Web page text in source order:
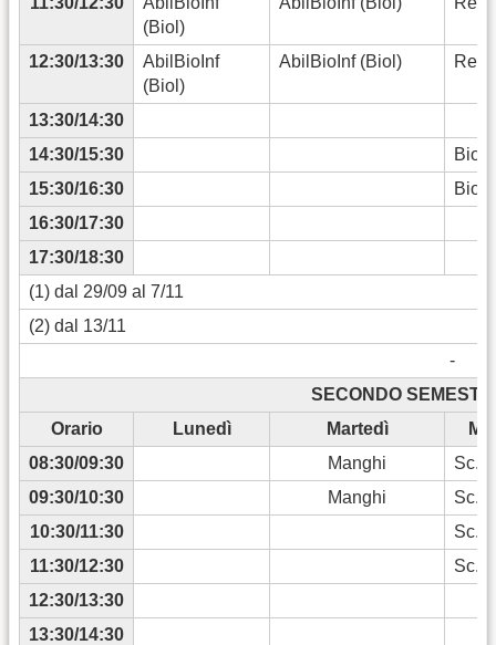
(Biol)
12:30/13:30
AbilBioInf
(Biol)
AbilBioInf (Biol) Reti
13:30/14:30
14:30/15:30
15:30/16:30
16:30/17:30
17:30/18:30
(1) dal 29/09 al 7/11
(2) dal 13/11
-
SECONDO
Orario
Lunedì Martedì
08:30/09:30
Manghi
09:30/10:30
Manghi
10:30/11:30
11:30/12:30
12:30/13:30
13:30/14:30